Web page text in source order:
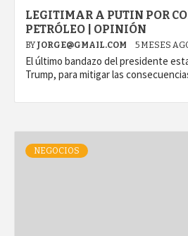
LEGITIMAR A PUTIN POR
PETRÓLEO | OPINIÓN
BY JORGE@GMAIL.COM 5 MESES
El último bandazo del presidente
Trump, para mitigar las
NEGOCIOS